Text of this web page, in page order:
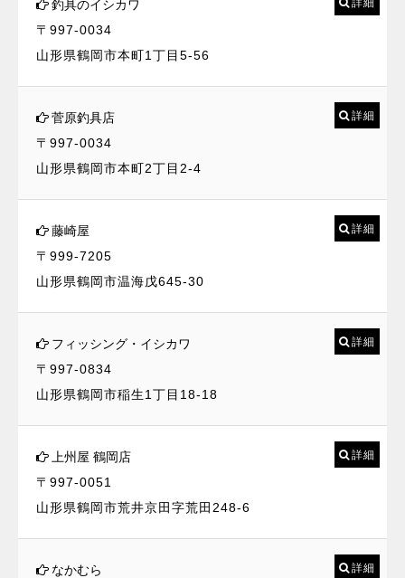
釣具のイシカワ
〒997-0034
山形県鶴岡市本町1丁目5-56
菅原釣具店
〒997-0034
山形県鶴岡市本町2丁目2-4
詳細
藤崎屋
〒999-7205
山形県鶴岡市温海戊645-30
詳細
フィッシング・イシカワ
〒997-0834
山形県鶴岡市稲生1丁目18-18
詳細
上州屋 鶴岡店
〒997-0051
山形県鶴岡市荒井京田字荒田248-6
詳細
なかむら
詳細